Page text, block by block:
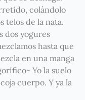
colándolo
telos de la nata.
dos yogures
hasta que
en una manga
Yo la suelo
cuerpo. Y ya la